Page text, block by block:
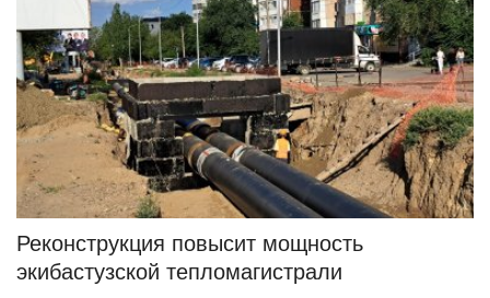
Реконструкция повысит мощность
экибастузской тепломагистрали